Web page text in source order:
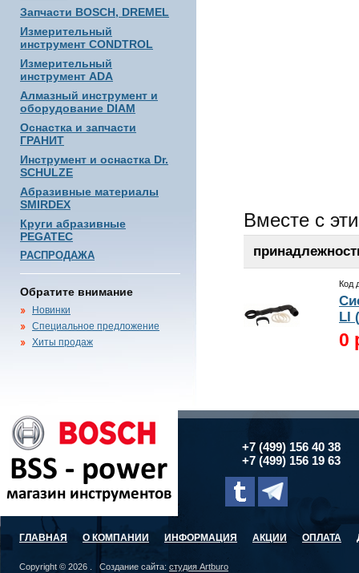
Запчасти BOSCH, DREMEL
Измерительный
инструмент CONDTROL
Измерительный
инструмент ADA
Алмазный инструмент и
оборудование DIAM
Оснастка и запчасти
ГРАНИТ
Инструмент и оснастка Dr.
SCHULZE
Абразивные материалы
SMIRDEX
Круги абразивные
PEGATEC
РАСПРОДАЖА
Обратите внимание
Новинки
Специальное предложение
Хиты продаж
Вместе с
Код
LI
0
+7 (499) 156 40 38
+7 (499) 156 19 63
ГЛАВНАЯ О КОМПАНИИ ИНФОРМАЦИЯ АКЦИИ ОПЛАТА
Copyright © 2026 . Создание сайта: студия Artburo